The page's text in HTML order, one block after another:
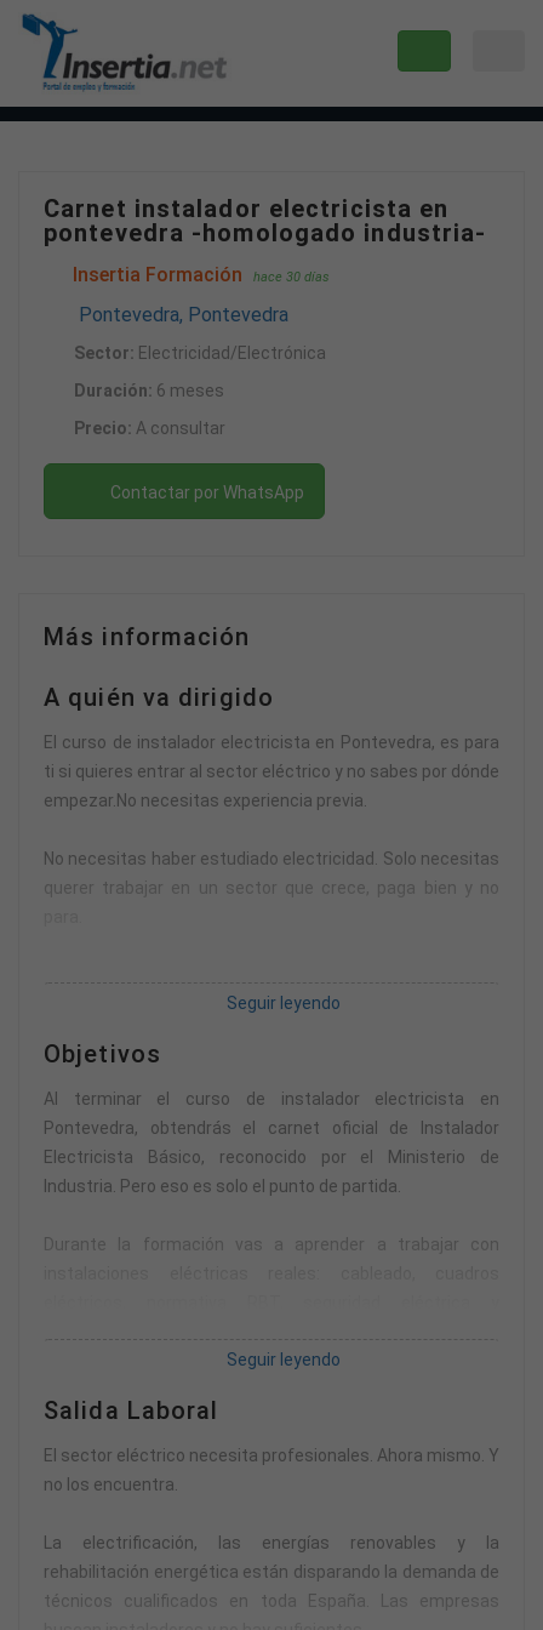
Carnet instalador electricista en
pontevedra -homologado industria-
Insertia Formación hace 30 días
Pontevedra, Pontevedra
Sector: Electricidad/Electrónica
Duración: 6 meses
Precio: A consultar
Contactar por WhatsApp
Más información
A quién va dirigido
El curso de instalador electricista en Pontevedra, es para
ti si quieres entrar al sector eléctrico y no sabes por dónde
empezar.No necesitas experiencia previa.
No necesitas haber estudiado electricidad. Solo necesitas
querer trabajar en un sector que crece, paga bien y no
trabajo donde sientes que no hay futuro.
También si eres joven y no quieres perder años en una
carrera universitaria que no te garantiza nada.
Si buscas un oficio real, con demanda real y un salario que
mejora con el tiempo, esto es para ti.
Seguir leyendo
Objetivos
Al terminar el curso de instalador electricista en
Pontevedra, obtendrás el carnet oficial de Instalador
Electricista Básico, reconocido por el Ministerio de
Industria. Pero eso es solo el punto de partida.
Durante la formación vas a aprender a trabajar con
aplicado desde el primer día en entornos reales.
No memorizas. Haces.
Además desarrollas habilidades que las empresas valoran:
ser buen técnico no es solo saber conectar cables.
El objetivo final no es que tengas un papel. Es que estés
Seguir leyendo
Salida Laboral
El sector eléctrico necesita profesionales. Ahora mismo. Y
no los encuentra.
La electrificación, las energías renovables y la
rehabilitación energética están disparando la demanda de
técnicos cualificados en toda España. Las empresas